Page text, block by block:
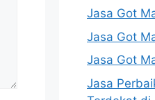
Jasa Got
Jasa Got
Jasa Got
Jasa